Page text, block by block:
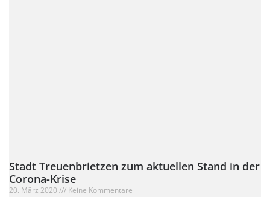
Stadt Treuenbrietzen zum aktuellen Stand in der
Corona-Krise
20. März 2020 Keine Kommentare